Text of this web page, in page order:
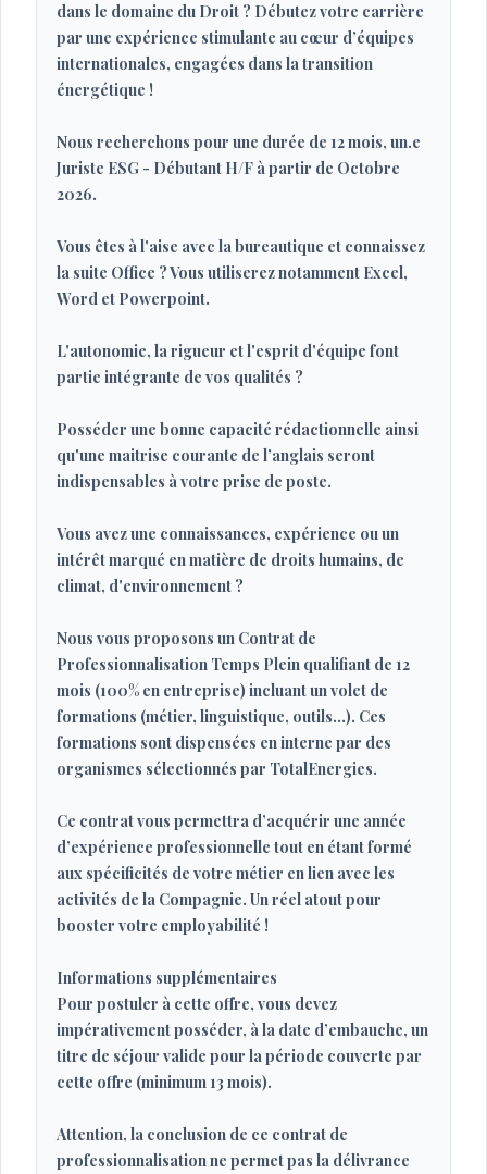
dans le domaine du Droit ? Débutez votre carrière
par une expérience stimulante au cœur d’équipes
internationales, engagées dans la transition
énergétique !
Nous recherchons pour une durée de 12 mois, un.e
Juriste ESG - Débutant H/F à partir de Octobre
2026.
Vous êtes à l'aise avec la bureautique et connaissez
la suite Office ? Vous utiliserez notamment Excel,
Word et Powerpoint.
L'autonomie, la rigueur et l'esprit d'équipe font
partie intégrante de vos qualités ?
Posséder une bonne capacité rédactionnelle ainsi
qu'une maitrise courante de l’anglais seront
indispensables à votre prise de poste.
Vous avez une connaissances, expérience ou un
intérêt marqué en matière de droits humains, de
climat, d'environnement ?
Nous vous proposons un Contrat de
Professionnalisation Temps Plein qualifiant de 12
mois (100% en entreprise) incluant un volet de
formations (métier, linguistique, outils…). Ces
formations sont dispensées en interne par des
organismes sélectionnés par TotalEnergies.
Ce contrat vous permettra d’acquérir une année
d’expérience professionnelle tout en étant formé
aux spécificités de votre métier en lien avec les
activités de la Compagnie. Un réel atout pour
booster votre employabilité !
Informations supplémentaires
Pour postuler à cette offre, vous devez
impérativement posséder, à la date d’embauche, un
titre de séjour valide pour la période couverte par
cette offre (minimum 13 mois).
Attention, la conclusion de ce contrat de
professionnalisation ne permet pas la délivrance